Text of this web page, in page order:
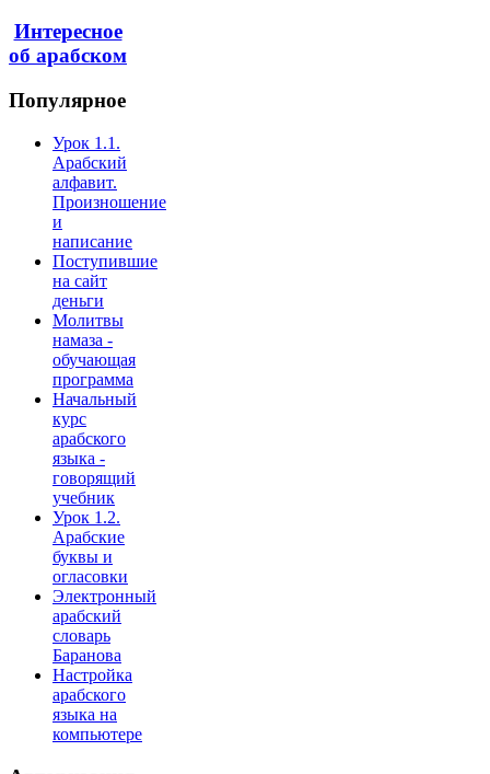
Интересное
об арабском
Популярное
Урок 1.1.
Арабский
алфавит.
Произношение
и
написание
Поступившие
на сайт
деньги
Молитвы
намаза -
обучающая
программа
Начальный
курс
арабского
языка -
говорящий
учебник
Урок 1.2.
Арабские
буквы и
огласовки
Электронный
арабский
словарь
Баранова
Настройка
арабского
языка на
компьютере